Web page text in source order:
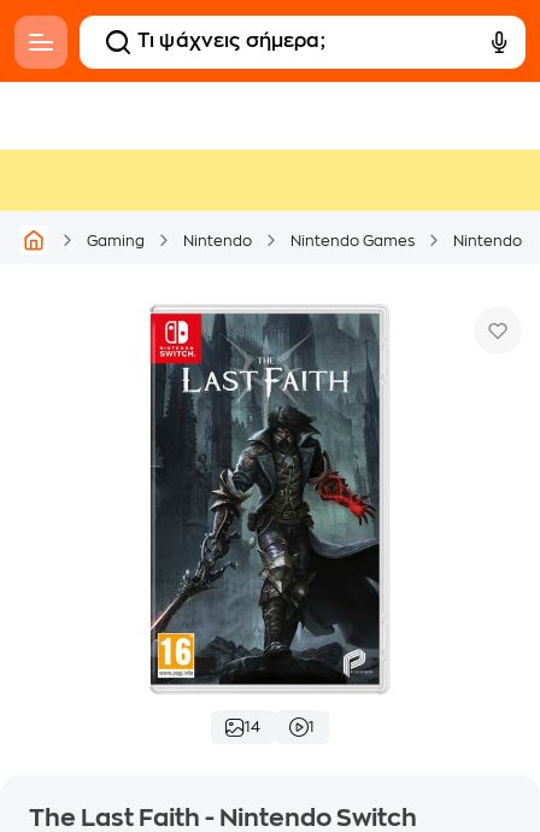
Gaming Nintendo Nintendo Games Nintendo
14 1
The Last Faith - Nintendo Switch